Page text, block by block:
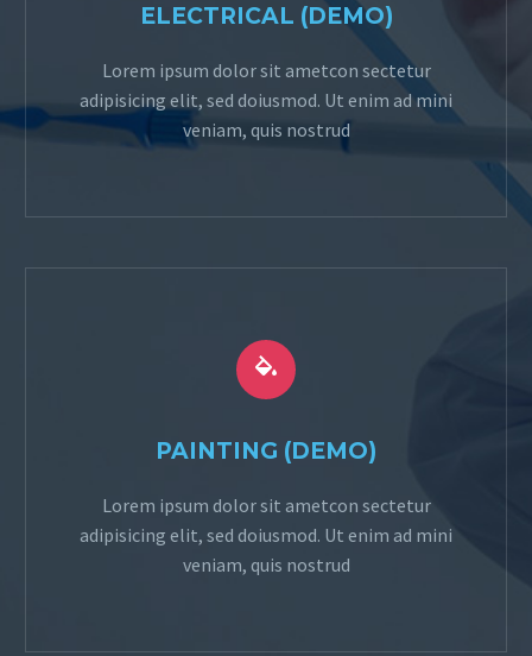
ELECTRICAL (DEMO)
Lorem ipsum dolor sit ametcon sectetur
adipisicing elit, sed doiusmod. Ut enim ad mini
veniam, quis nostrud


PAINTING (DEMO)
Lorem ipsum dolor sit ametcon sectetur
adipisicing elit, sed doiusmod. Ut enim ad mini
veniam, quis nostrud